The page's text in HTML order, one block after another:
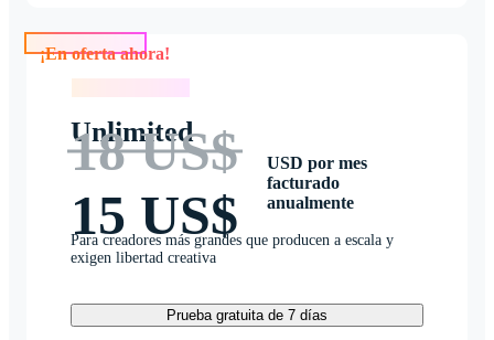
Unlimited
18 US$
15 US$
USD por mes
facturado
anualmente
Para creadores más grandes que producen a escala y
exigen libertad creativa
Prueba gratuita de 7 días